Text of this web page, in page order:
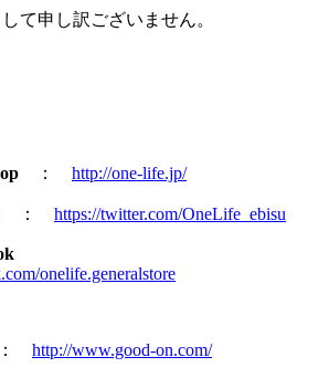
て申し訳ございません。
： http://one-life.jp/
： https://twitter.com/OneLife_ebisu
onelife.generalstore
http://www.good-on.com/